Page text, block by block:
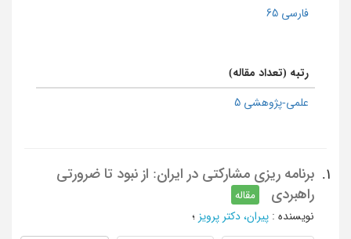
فارسی 65
رتبه (تعداد مقاله)
علمی-پژوهشی 5
1.
برنامه ریزی مشارکتی در ایران: از نبود تا ضرورتی
راهبردی
مقاله
نویسنده : پیران، دکتر پرویز ؛